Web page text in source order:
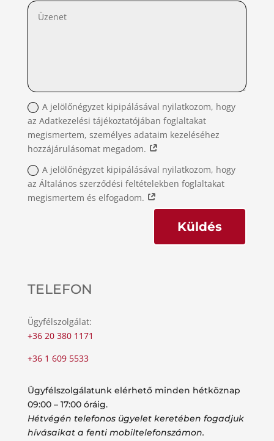
A jelölőnégyzet kipipálásával nyilatkozom, hogy
az Adatkezelési tájékoztatójában foglaltakat
megismertem, személyes adataim kezeléséhez
hozzájárulásomat megadom.
A jelölőnégyzet kipipálásával nyilatkozom, hogy
az Általános szerződési feltételekben foglaltakat
megismertem és elfogadom.
Küldés
TELEFON
Ügyfélszolgálat:
+36 20 380 1171
+36 1 609 5533
Ügyfélszolgálatunk elérhető minden hétköznap
09:00 – 17:00 óráig.
Hétvégén telefonos ügyelet keretében fogadjuk
hívásaikat a fenti mobiltelefonszámon.